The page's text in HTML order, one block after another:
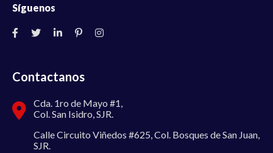
Síguenos
Contactanos
Cda. 1ro de Mayo #1,
Col. San Isidro, SJR.
Calle Circuito Viñedos #625, Col. Bosques de San Juan,
SJR.